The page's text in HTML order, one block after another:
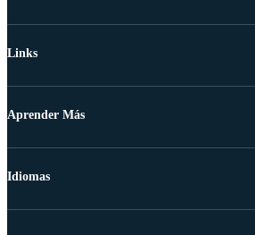
Links
Aprender Más
Idiomas